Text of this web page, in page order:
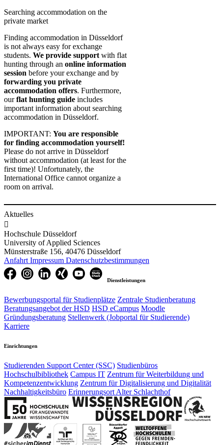
Searching accommodation on the
private market
Finding accommodation in Düsseldorf
is not always easy for exchange
students. We provide support with flat
hunting through an online information
session before your exchange and by
forwarding you private
accommodation offers. Furthermore,
ourflat hunting guide includes
important information about searching
accommodation in Düsseldorf.
IMPORTANT: You are responsible
for finding accommodation yourself!
Please do not arrive in Düsseldorf
without accommodation (at least for the
first time)! Unfortunately, the
International Office cannot organize a
room on arrival.
Aktuelles

Hochschule Düsseldorf
University of Applied Sciences
Münsterstraße 156, 40476 Düsseldorf
Anfahrt Impressum Datenschutzbestimmungen
Dienstleistungen
Bewerbungsportal für Studienplätze Zentrale Studienberatung
Beratungsangebot der HSD HSD eCampus Moodle
Gründungsberatung Stellenwerk (Jobportal für Studierende)
Karriere
Einrichtungen
Studierenden Support Center (SSC) Studienbüros
Hochschulbibliothek Campus IT Zentrum für Weiterbildung und
Kompetenzentwicklung Zentrum für Digitalisierung und Digitalität
Nachhaltigkeitsbüro Erinnerungsort Alter Schlachthof